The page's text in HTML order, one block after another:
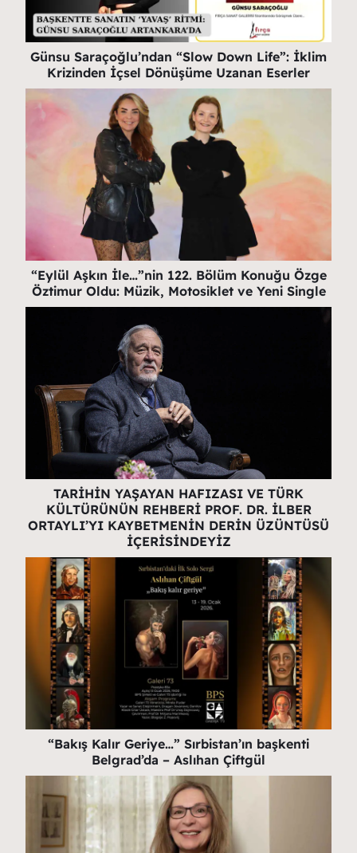
Günsu Saraçoğlu’ndan “Slow Down Life”: İklim
Krizinden İçsel Dönüşüme Uzanan Eserler
“Eylül Aşkın İle…”nin 122. Bölüm Konuğu Özge
Öztimur Oldu: Müzik, Motosiklet ve Yeni Single
TARİHİN YAŞAYAN HAFIZASI VE TÜRK
KÜLTÜRÜNÜN REHBERİ PROF. DR. İLBER
ORTAYLI’YI KAYBETMENİN DERİN ÜZÜNTÜSÜ
İÇERİSİNDEYİZ
“Bakış Kalır Geriye…” Sırbistan’ın başkenti
Belgrad’da – Aslıhan Çiftgül